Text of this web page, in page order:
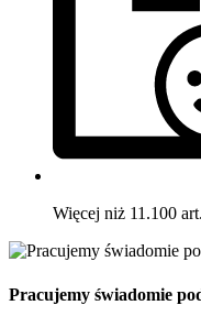
Więcej niż 11.100 art.
Pracujemy świadomie